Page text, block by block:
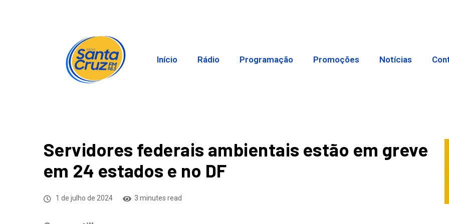
Início Rádio Programação Promoções Notícias
Servidores federais ambientais estão em greve
em 24 estados e no DF
1 de julho de 2024 3 minutes read